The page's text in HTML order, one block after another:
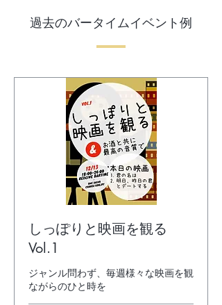
過去のバータイムイベント例
しっぽりと映画を観る
Vol.1
ジャンル問わず、毎週様々な映画を観
ながらのひと時を